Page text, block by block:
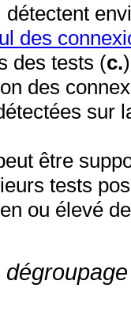
détectent
des
des tests (c.
des
sur
être
tests
ou élevé